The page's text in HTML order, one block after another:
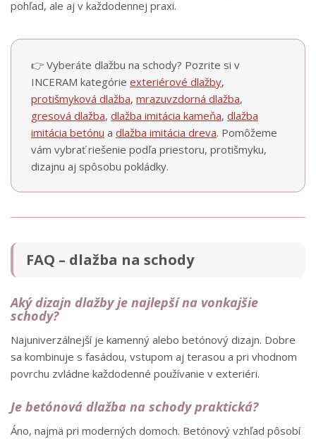
pohľad, ale aj v každodennej praxi.
👉 Vyberáte dlažbu na schody? Pozrite si v
INCERAM kategórie exteriérové dlažby,
protišmyková dlažba, mrazuvzdorná dlažba,
gresová dlažba, dlažba imitácia kameňa, dlažba
imitácia betónu a dlažba imitácia dreva. Pomôžeme
vám vybrať riešenie podľa priestoru, protišmyku,
dizajnu aj spôsobu pokládky.
FAQ – dlažba na schody
Aký dizajn dlažby je najlepší na vonkajšie
schody?
Najuniverzálnejší je kamenný alebo betónový dizajn. Dobre
sa kombinuje s fasádou, vstupom aj terasou a pri vhodnom
povrchu zvládne každodenné používanie v exteriéri.
Je betónová dlažba na schody praktická?
Áno, najmä pri moderných domoch. Betónový vzhľad pôsobí